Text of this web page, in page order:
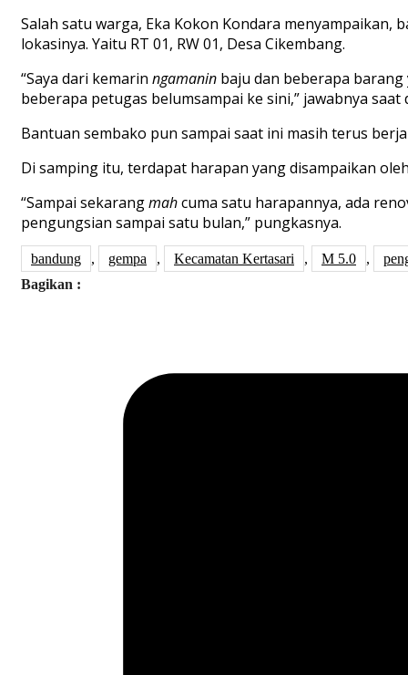
Salah satu warga, Eka Kokon Kondara
lokasinya. Yaitu RT 01, RW 01, Desa Cikembang.
“Saya dari kemarin ngamanin baju dan beberapa
beberapa petugas belumsampai ke sini,” jawabnya
Bantuan sembako pun sampai saat ini masih terus
Di samping itu, terdapat harapan yang disampaikan
“Sampai sekarangmahcuma satu harapannya, ada
pengungsian sampai satu bulan,” pungkasnya.
bandung , gempa , Kecamatan Kertasari , M 5.0 ,
Bagikan :